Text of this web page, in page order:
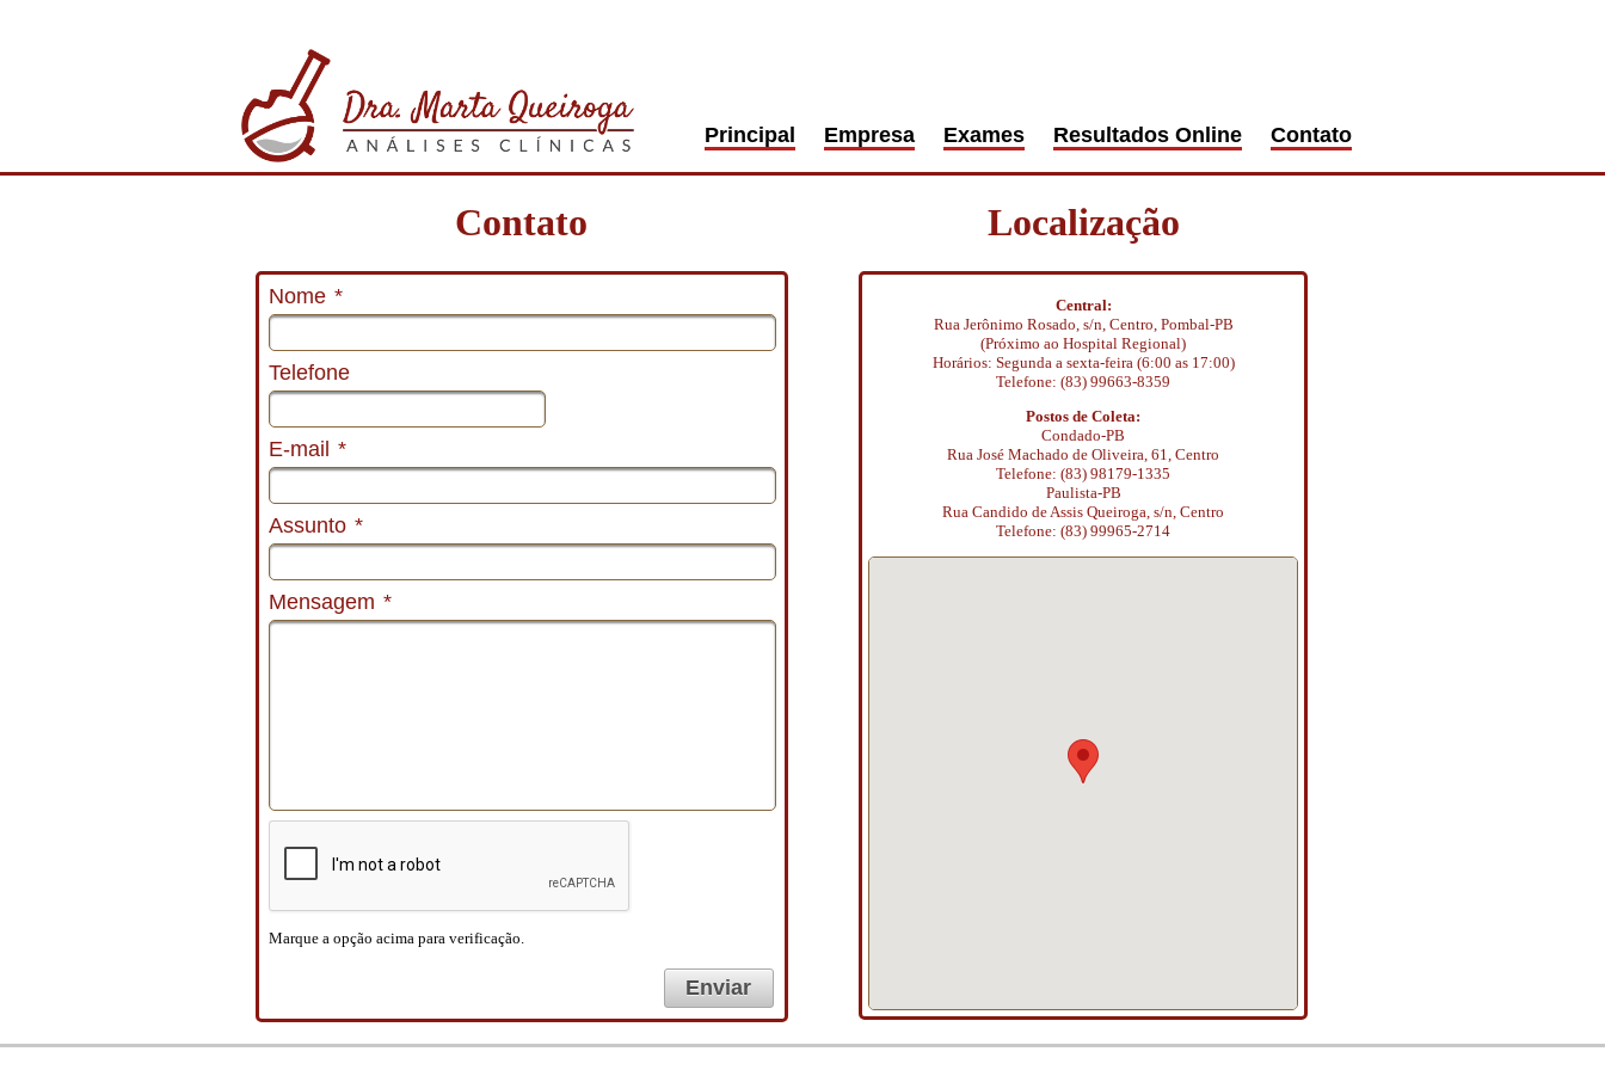
Principal Empresa Exames Resultados Online Contato
Contato
Nome *
Telefone
E-mail *
Assunto *
Mensagem *
Marque a opção acima para verificação.
Enviar
Localização
Central:
Rua Jerônimo Rosado, s/n, Centro, Pombal-PB
(Próximo ao Hospital Regional)
Horários: Segunda a sexta-feira (6:00 as 17:00)
Telefone: (83) 99663-8359
Postos de Coleta:
Condado-PB
Rua José Machado de Oliveira, 61, Centro
Telefone: (83) 98179-1335
Paulista-PB
Rua Candido de Assis Queiroga, s/n, Centro
Telefone: (83) 99965-2714